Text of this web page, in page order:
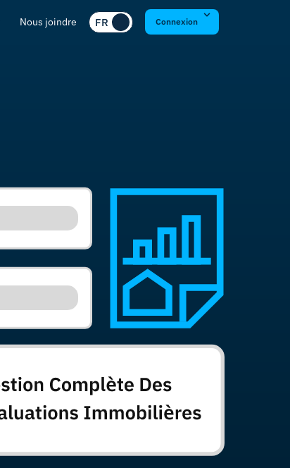
Nous joindre Connexion